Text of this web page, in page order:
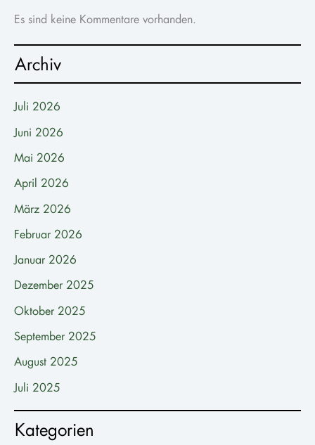
Es sind keine Kommentare vorhanden.
Archiv
Juli 2026
Juni 2026
Mai 2026
April 2026
März 2026
Februar 2026
Januar 2026
Dezember 2025
Oktober 2025
September 2025
August 2025
Juli 2025
Kategorien